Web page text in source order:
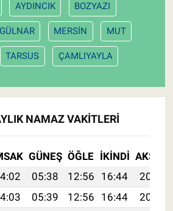
AYDINCIK BOZYAZI
GÜLNAR MERSİN MUT
TARSUS ÇAMLIYAYLA
NAMAZ VAKITLERI
GÜNEŞ ÖĞLE İKINDI AKŞAM
05:38 12:56 16:44
20:04
05:39 12:56 16:44
20:03